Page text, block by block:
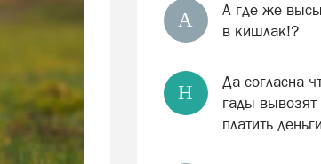
А
А где же
в кишлак!?
Н
Да согласна
гады вывозят
платить